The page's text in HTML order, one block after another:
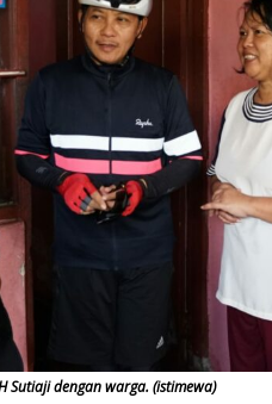
Sutiaji dengan warga. (istimewa)